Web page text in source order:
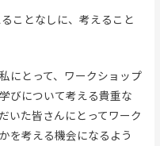
ことなしに、考えること
にとって、ワークショップ
びについて考える貴重な
いた皆さんにとってワーク
を考える機会になるよう